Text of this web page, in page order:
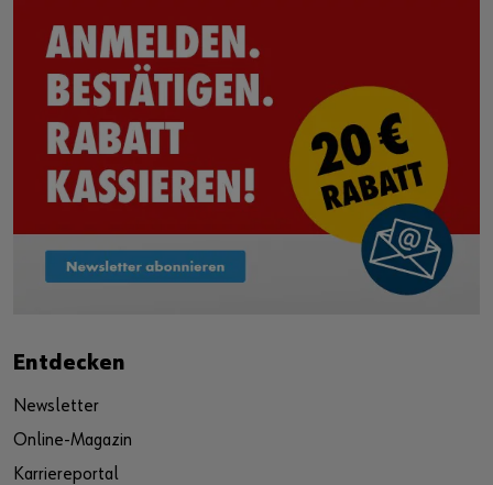
Entdecken
Newsletter
Online-Magazin
Karriereportal